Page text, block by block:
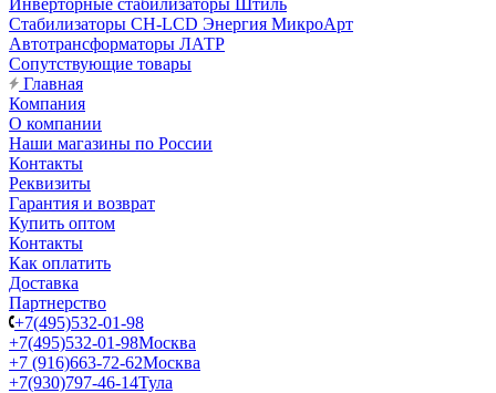
Инверторные стабилизаторы Штиль
Стабилизаторы СН-LCD Энepгия МикроАрт
Автотрансформаторы ЛАТР
Сопутствующие товары
Главная
Компания
О компании
Наши магазины по России
Контакты
Реквизиты
Гарантия и возврат
Купить оптом
Контакты
Как оплатить
Доставка
Партнерство
+7(495)532-01-98
+7(495)532-01-98Москва
+7 (916)663-72-62Москва
+7(930)797-46-14Тула